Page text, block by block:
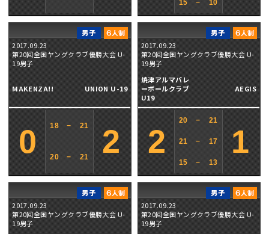
15 − 10
2017.09.23
第20回全国ヤングクラブ優勝大会 U-
19男子
MAKENZA!! UNION U-19
0 18 − 21
20 − 21 2
2017.09.23
第20回全国ヤングクラブ優勝大会 U-
19男子
焼津アルマバレ
ーボールクラブ
U19
AEGIS
2
20 − 21
21 − 17
15 − 13
1
2017.09.23
第20回全国ヤングクラブ優勝大会 U-
19男子
2017.09.23
第20回全国ヤングクラブ優勝大会 U-
19男子